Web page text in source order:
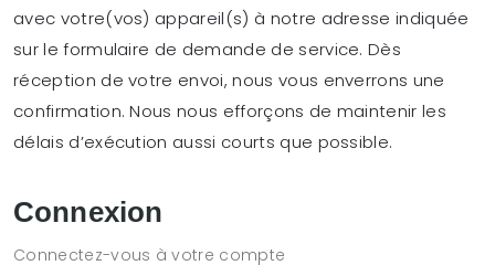
avec votre(vos) appareil(s) à notre adresse indiquée
sur le formulaire de demande de service. Dès
réception de votre envoi, nous vous enverrons une
confirmation. Nous nous efforçons de maintenir les
délais d’exécution aussi courts que possible.
Connexion
Connectez-vous à votre compte